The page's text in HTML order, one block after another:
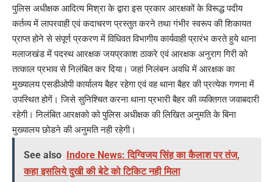
पुलिस अधीक्षक आदित्य मिश्रा के द्वारा इस प्रकार आरक्षकों के विरूद्ध पदीय
कर्तव्य में लापरवाही एवं कदाचरण प्रस्तुत करने तथा गंभीर स्वरूप की शिकायत
प्राप्त होने से संपूर्ण प्रकरण में विधिवत विभागीय कार्यवाही प्रारंभ करते हुये थाना
मलाजखंड में पदस्थ आरक्षक जयप्रकाश ठाकरे एवं आरक्षक अनुराग गिरी को
तत्काल प्रभाव से निलंबित कर दिया। जहां निलंबन अवधि में आरक्षक का
मुख्यालय एसडीओपी कार्यालय बैहर रहेगा एवं वह थाना बैहर की प्रत्येक गणना में
उपस्थित होगें। जिसे सुनिश्चित करना थाना प्रभारी बैहर की व्यक्तिगत जवाबदारी
रहेगी। निलंबित आरक्षको को पुलिस अधीक्षक की लिखित अनुमति के बिना
मुख्यालय छोडने की अनुमति नही रहेगी।
See also Indore News: दिग्विजय सिंह का कैलाश पर तंज,
कहा इसलिये दुखी की बेटे को टिकिट नही मिला